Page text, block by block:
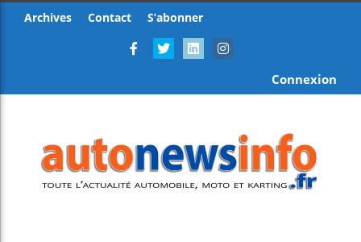
Archives Contact S’abonner
Connexion